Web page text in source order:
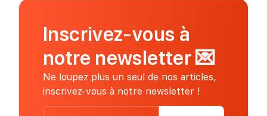
Inscrivez-vous à
notre newsletter 💌
Ne loupez plus un seul de nos articles,
inscrivez-vous à notre newsletter !